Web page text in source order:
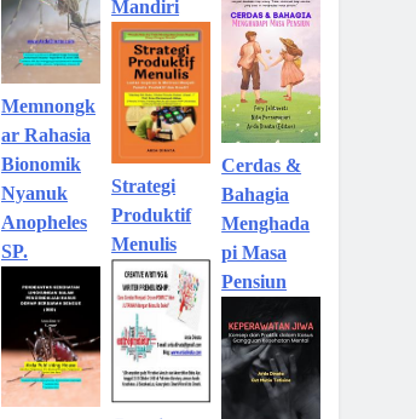
Memnongk
ar Rahasia
Bionomik
Nyanuk
Anopheles
SP.
Mandiri
Strategi
Produktif
Menulis
Cerdas &
Bahagia
Menghada
pi Masa
Pensiun